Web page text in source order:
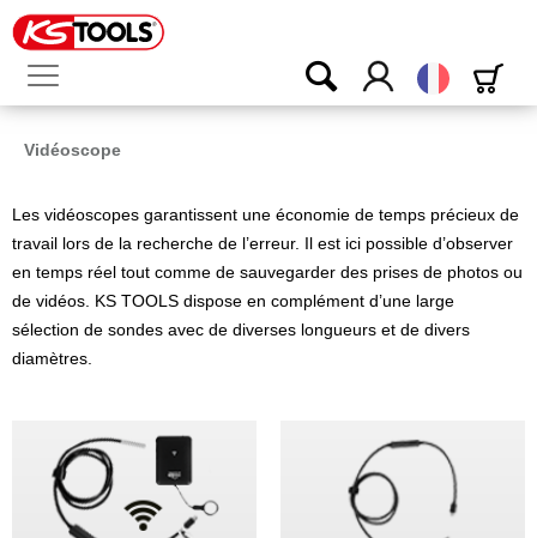
Français
Vidéoscope
Les vidéoscopes garantissent une économie de temps précieux de
travail lors de la recherche de l’erreur. Il est ici possible d’observer
en temps réel tout comme de sauvegarder des prises de photos ou
de vidéos. KS TOOLS dispose en complément d’une large
sélection de sondes avec de diverses longueurs et de divers
diamètres.